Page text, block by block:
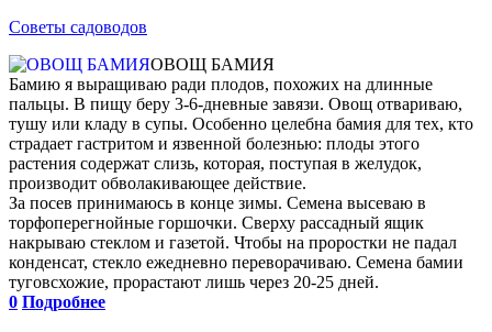
Советы садоводов
ОВОЩ БАМИЯ
Бамию я выращиваю ради плодов, похожих на длинные
пальцы. В пищу беру 3-6-дневные завязи. Овощ отвариваю,
тушу или кладу в супы. Особенно целебна бамия для тех, кто
страдает гастритом и язвенной болезнью: плоды этого
растения содержат слизь, которая, поступая в желудок,
производит обволакивающее действие.
За посев принимаюсь в конце зимы. Семена высеваю в
торфоперегнойные горшочки. Сверху рассадный ящик
накрываю стеклом и газетой. Чтобы на проростки не падал
конденсат, стекло ежедневно переворачиваю. Семена бамии
туговсхожие, прорастают лишь через 20-25 дней.
0 Подробнее